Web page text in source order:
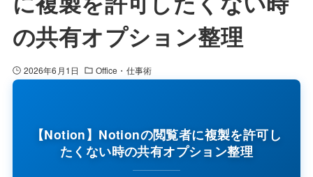
の共有オプション整理
2026年6月1日 Office・仕事術
【Notion】Notionの閲覧者に複製を許可し
たくない時の共有オプション整理